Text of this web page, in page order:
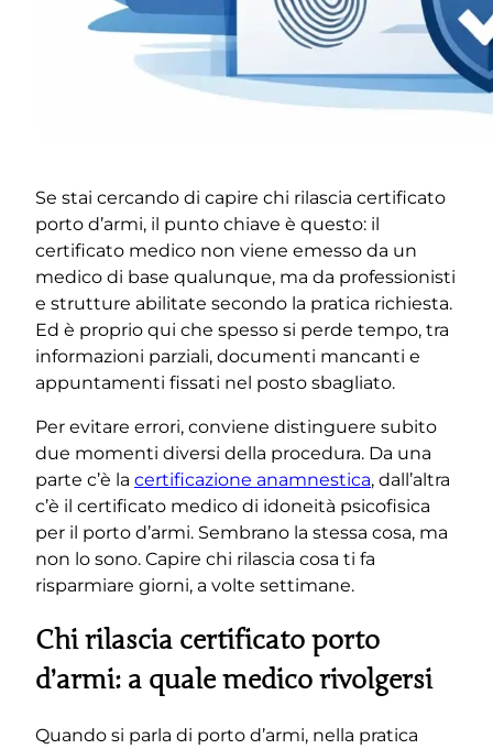
Se stai cercando di capire chi rilascia certificato
porto d’armi, il punto chiave è questo: il
certificato medico non viene emesso da un
medico di base qualunque, ma da professionisti
e strutture abilitate secondo la pratica richiesta.
Ed è proprio qui che spesso si perde tempo, tra
informazioni parziali, documenti mancanti e
appuntamenti fissati nel posto sbagliato.
Per evitare errori, conviene distinguere subito
due momenti diversi della procedura. Da una
parte c’è la certificazione anamnestica, dall’altra
c’è il certificato medico di idoneità psicofisica
per il porto d’armi. Sembrano la stessa cosa, ma
non lo sono. Capire chi rilascia cosa ti fa
risparmiare giorni, a volte settimane.
Chi rilascia certificato porto
d’armi: a quale medico rivolgersi
Quando si parla di porto d’armi, nella pratica